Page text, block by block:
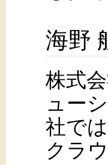
海野
株式
ュー
社で
クラ